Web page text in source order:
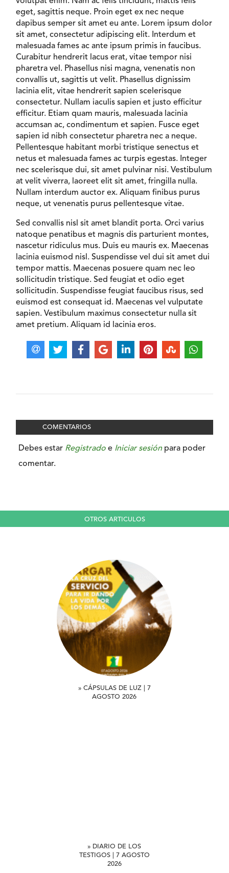
eget, sagittis neque. Proin eget ex nec neque
dapibus semper sit amet eu ante. Lorem ipsum dolor
sit amet, consectetur adipiscing elit. Interdum et
malesuada fames ac ante ipsum primis in faucibus.
Curabitur hendrerit lacus erat, vitae tempor nisi
pharetra vel. Phasellus nisi magna, venenatis non
convallis ut, sagittis ut velit. Phasellus dignissim
lacinia elit, vitae hendrerit sapien scelerisque
consectetur. Nullam iaculis sapien et justo efficitur
efficitur. Etiam quam mauris, malesuada lacinia
accumsan ac, condimentum et sapien. Fusce eget
sapien id nibh consectetur pharetra nec a neque.
Pellentesque habitant morbi tristique senectus et
netus et malesuada fames ac turpis egestas. Integer
nec scelerisque dui, sit amet pulvinar nisi. Vestibulum
at velit viverra, laoreet elit sit amet, fringilla nulla.
Nullam interdum auctor ex. Aliquam finibus purus
neque, ut venenatis purus pellentesque vitae.
Sed convallis nisl sit amet blandit porta. Orci varius
natoque penatibus et magnis dis parturient montes,
nascetur ridiculus mus. Duis eu mauris ex. Maecenas
lacinia euismod nisl. Suspendisse vel dui sit amet dui
tempor mattis. Maecenas posuere quam nec leo
sollicitudin tristique. Sed feugiat et odio eget
sollicitudin. Suspendisse feugiat faucibus risus, sed
euismod est consequat id. Maecenas vel vulputate
sapien. Vestibulum maximus consectetur nulla sit
amet pretium. Aliquam id lacinia eros.
COMENTARIOS
Debes estar Registrado e Iniciar sesión para poder
comentar.
OTROS ARTICULOS
» CÁPSULAS DE LUZ | 7
AGOSTO 2026
» DIARIO DE LOS
TESTIGOS | 7 AGOSTO
2026